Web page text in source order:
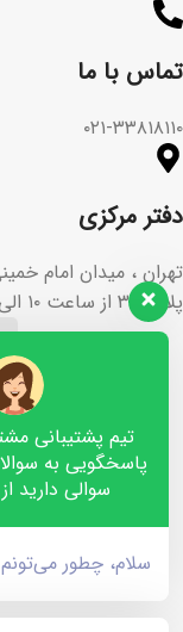
تماس با ما​
۰۲۱-۳۳۸۱۸۱۱۰
دفتر مرکزی
تهران ، میدان امام
پلاک ۳۶ از ساعت ۱۰ الی ۱۸
تیم پشتیبانی
پاسخگویی به
سوالی دارید
سلام، چطور